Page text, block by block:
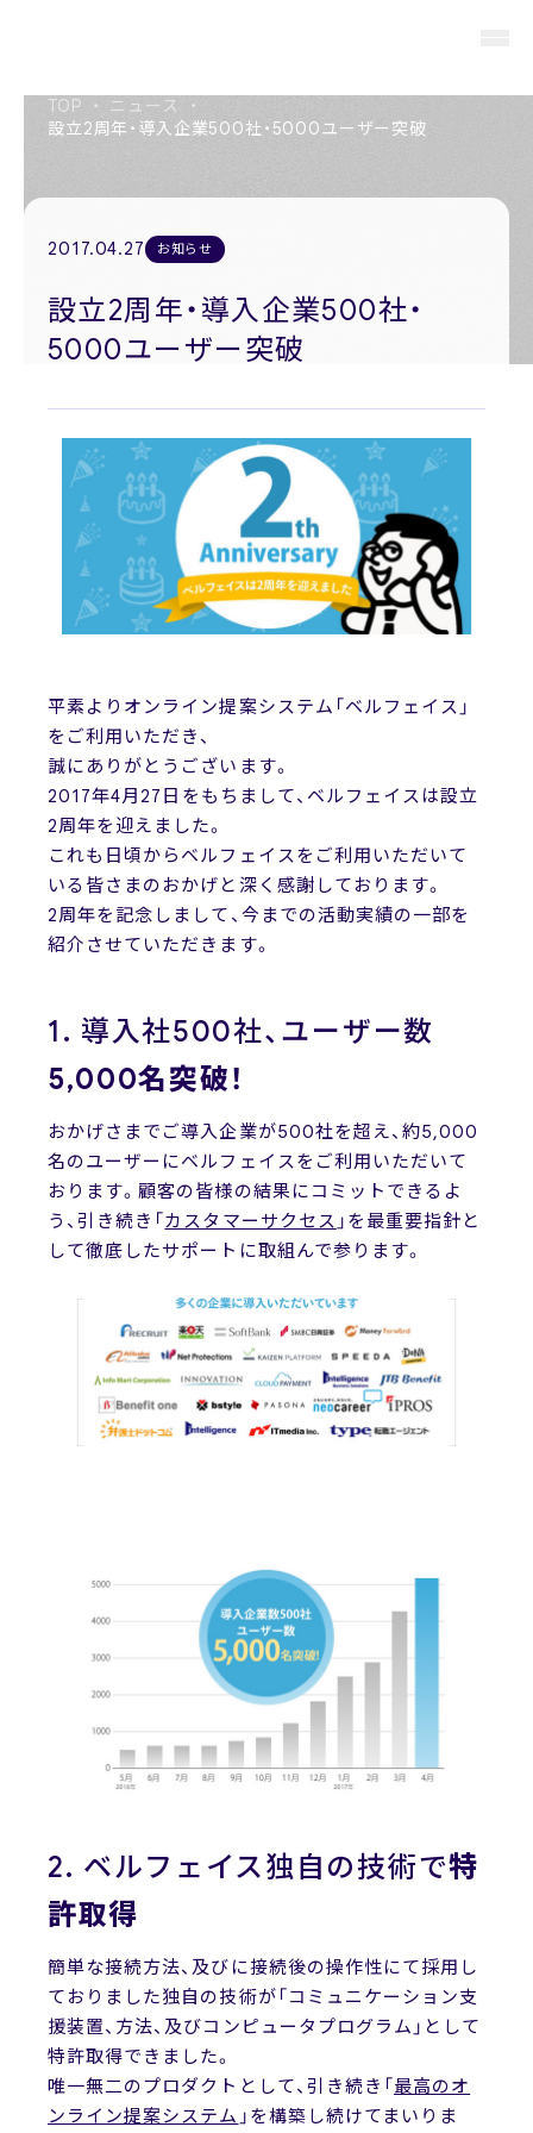
私たちについて
役員紹介
採用情報
ニュース
お問い合わせ
TOP ・ ニュース
・
設立2周年・導入企業500社・5000ユーザー突破
2017.04.27 お知らせ
設立2周年・導入企業500社・
5000ユーザー突破
平素よりオンライン提案システム「ベルフェイス」
をご利用いただき、
誠にありがとうございます。
2017年4月27日をもちまして、 ベルフェイスは設立
2周年を迎えました。
これも日頃からベルフェイスをご利用いただいて
いる皆さまのおかげと深く感謝しております。
2周年を記念しまして、今までの活動実績の一部を
紹介させていただきます。
1. 導入社500社、ユーザー数
5,000名突破！
おかげさまでご導入企業が500社を超え、約5,000
名のユーザーにベルフェイスをご利用いただいて
おります。顧客の皆様の結果にコミットできるよ
う、引き続き「カスタマーサクセス 」を最重要指針と
して徹底したサポートに取組んで参ります。
2. ベルフェイス独自の技術で特
許取得
簡単な接続方法、及びに接続後の操作性にて採用し
ておりました独自の技術が「コミュニケーション支
援装置、方法、及びコンピュータプログラム」として
特許取得できました。
唯一無二のプロダクトとして、引き続き「最高のオ
ンライン提案システム 」を構築し続けてまいりま